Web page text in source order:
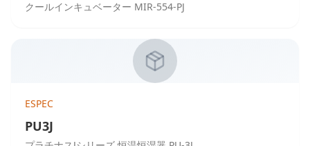
クールインキュベーター MIR-554-PJ
ESPEC
PU3J